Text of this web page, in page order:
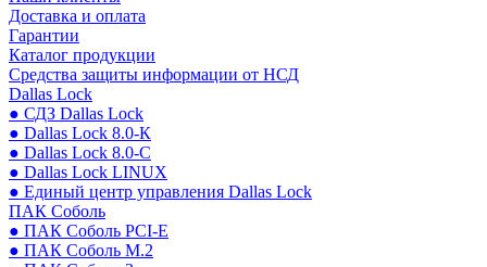
Доставка и оплата
Гарантии
Каталог продукции
Средства защиты информации от НСД
Dallas Lock
● СДЗ Dallas Lock
● Dallas Lock 8.0-К
● Dallas Lock 8.0-С
● Dallas Lock LINUX
● Единый центр управления Dallas Lock
ПАК Соболь
● ПАК Соболь PCI-E
● ПАК Соболь М.2